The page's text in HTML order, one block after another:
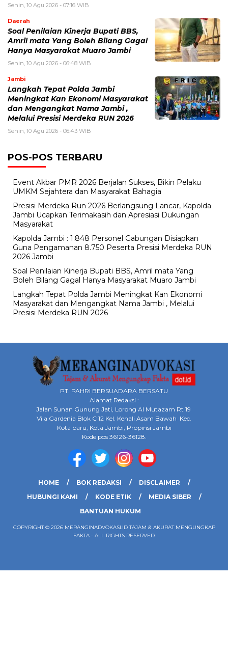
Senin, 10 Agu 2026 - 07:16 WIB
Daerah
Soal Penilaian Kinerja Bupati BBS,
Amril mata Yang Boleh Bilang Gagal
Hanya Masyarakat Muaro Jambi
Senin, 10 Agu 2026 - 06:48 WIB
Jambi
Langkah Tepat Polda Jambi
Meningkat Kan Ekonomi Masyarakat
dan Mengangkat Nama Jambi ,
Melalui Presisi Merdeka RUN 2026
Senin, 10 Agu 2026 - 06:43 WIB
POS-POS TERBARU
Event Akbar PMR 2026 Berjalan Sukses, Bikin Pelaku
UMKM Sejahtera dan Masyarakat Bahagia
Presisi Merdeka Run 2026 Berlangsung Lancar, Kapolda
Jambi Ucapkan Terimakasih dan Apresiasi Dukungan
Masyarakat
Kapolda Jambi : 1.848 Personel Gabungan Disiapkan
Guna Pengamanan 8.750 Peserta Presisi Merdeka RUN
2026 Jambi
Soal Penilaian Kinerja Bupati BBS, Amril mata Yang
Boleh Bilang Gagal Hanya Masyarakat Muaro Jambi
Langkah Tepat Polda Jambi Meningkat Kan Ekonomi
Masyarakat dan Mengangkat Nama Jambi , Melalui
Presisi Merdeka RUN 2026
PT. PAHRI BERSUADARA BERSATU
Alamat Redaksi :
Jalan Sunan Gunung Jati, Lorong Al Mutazam Rt 19
Vila Gardenia Blok C 12 Kel. Kenali Asam Bawah Kec.
Kota baru, Kota Jambi, Propinsi Jambi
Kode pos 36126-36128.
HOME BOK REDAKSI
DISCLAIMER
HUBUNGI KAMI
KODE ETIK
MEDIA SIBER
BANTUAN HUKUM
COPYRIGHT © 2026 MERANGINADVOKASI.ID TAJAM & AKURAT MENGUNGKAP
FAKTA - ALL RIGHTS RESERVED